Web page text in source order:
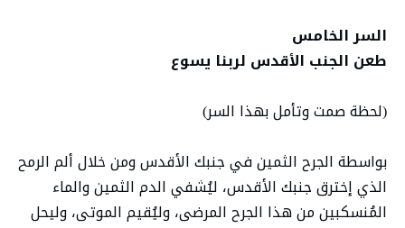
السر الخامس
طعن الجنب الأقدس لربنا يسوع
(لحظة صمت وتأمل بهذا السر)
بواسطة الجرح الثمين في جنبك الأقدس ومن خلال ألم الرمح
الذي إخترق جنبك الأقدس، ليُشفي الدم الثمين والماء
المُنسكبين من هذا الجرح المرضى، وليُقيم الموتى، وليحل